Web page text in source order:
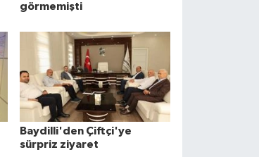
görmemişti
Baydilli'den Çiftçi'ye
sürpriz ziyaret